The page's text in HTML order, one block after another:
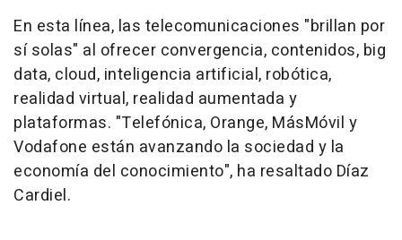
En esta línea, las telecomunicaciones "brillan por
sí solas" al ofrecer convergencia, contenidos, big
data, cloud, inteligencia artificial, robótica,
realidad virtual, realidad aumentada y
plataformas. "Telefónica, Orange, MásMóvil y
Vodafone están avanzando la sociedad y la
economía del conocimiento", ha resaltado Díaz
Cardiel.